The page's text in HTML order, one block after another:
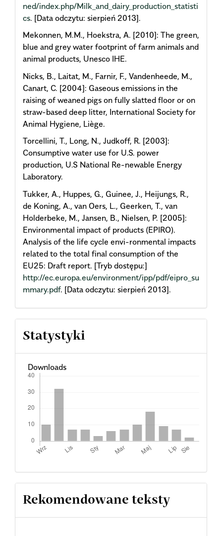
ned/index.php/Milk_and_dairy_production_statisti
cs. [Data odczytu: sierpień 2013].
Mekonnen, M.M., Hoekstra, A. [2010]: The green,
blue and grey water footprint of farm animals and
animal products, Unesco IHE.
Nicks, B., Laitat, M., Farnir, F., Vandenheede, M.,
Canart, C. [2004]: Gaseous emissions in the
raising of weaned pigs on fully slatted floor or on
straw-based deep litter, International Society for
Animal Hygiene, Liège.
Torcellini, T., Long, N., Judkoff, R. [2003]:
Consumptive water use for U.S. power
production, U.S National Re-newable Energy
Laboratory.
Tukker, A., Huppes, G., Guinee, J., Heijungs, R.,
de Koning, A., van Oers, L., Geerken, T., van
Holderbeke, M., Jansen, B., Nielsen, P. [2005]:
Environmental impact of products (EPIRO).
Analysis of the life cycle envi-ronmental impacts
related to the total final consumption of the
EU25: Draft report. [Tryb dostępu:]
http://ec.europa.eu/environment/ipp/pdf/eipro_su
mmary.pdf. [Data odczytu: sierpień 2013].
Statystyki
Downloads
Rekomendowane teksty